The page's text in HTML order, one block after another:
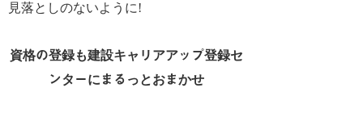
見落としのないように!
資格の登録も建設キャリアアップ登録セ
ンターにまるっとおまかせ